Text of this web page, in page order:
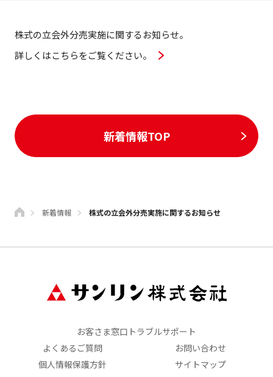
新着情報 株式の立会外分売実施に関するお知らせ
株式の立会外分売実施に関するお知らせ。
詳しくはこちらをご覧ください。
新着情報TOP
お客さま窓口トラブルサポート
よくあるご質問
お問い合わせ
個人情報保護方針
サイトマップ